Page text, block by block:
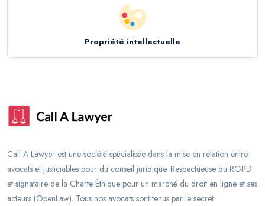
Propriété intellectuelle
Call A Lawyer est une société spécialisée dans la mise en relation entre
avocats et justiciables pour du conseil juridique. Respectueuse du RGPD
et signataire de la Charte Éthique pour un marché du droit en ligne et ses
acteurs (OpenLaw). Tous nos avocats sont tenus par le secret